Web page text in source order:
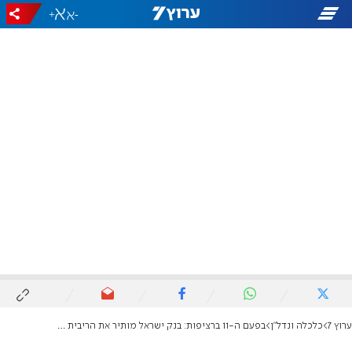
-
+
ערוץ 7 כלכלה ונדל"ן בפעם ה-11 ברציפות: בנק ישראל מותיר את הריבית על 4.5%